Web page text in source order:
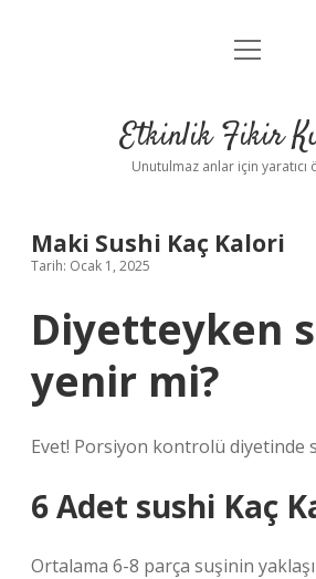
Anasayfa
Yasal Uyarı
menüyü
Etkinlik Fikir
Unutulmaz anlar için yaratıcı
Maki Sushi Kaç Kalori
Tarih: Ocak 1, 2025
Diyetteyken
yenir mi?
Evet! Porsiyon kontrolü diyetinde
6 Adet sushi Kaç
Ortalama 6-8 parça suşinin